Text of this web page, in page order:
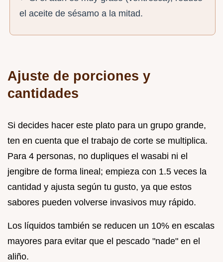
el aceite de sésamo a la mitad.
Ajuste de porciones y
cantidades
Si decides hacer este plato para un grupo grande,
ten en cuenta que el trabajo de corte se multiplica.
Para 4 personas, no dupliques el wasabi ni el
jengibre de forma lineal; empieza con 1.5 veces la
cantidad y ajusta según tu gusto, ya que estos
sabores pueden volverse invasivos muy rápido.
Los líquidos también se reducen un 10% en escalas
mayores para evitar que el pescado "nade" en el
aliño.